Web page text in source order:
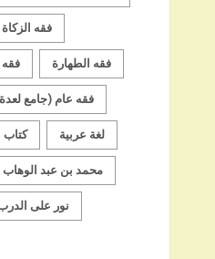
فقه الزكاة
فقه فقه الطهارة
فقه عام (جامع
كتاب لغة عربية
محمد بن عبد الوهاب
نور على